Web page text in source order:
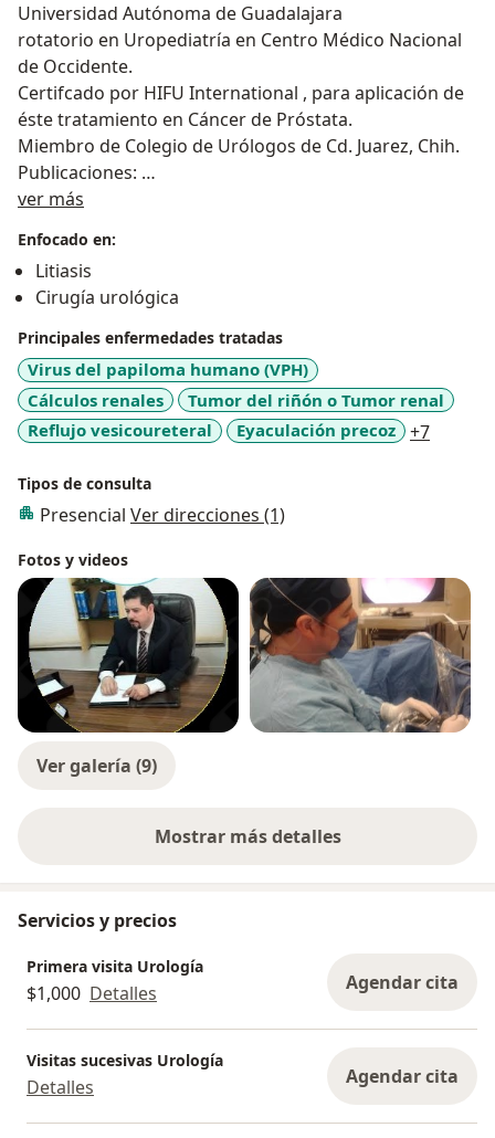
Universidad Autónoma de Guadalajara
rotatorio en Uropediatría en Centro Médico Nacional
de Occidente.
Certifcado por HIFU International , para aplicación de
éste tratamiento en Cáncer de Próstata.
Miembro de Colegio de Urólogos de Cd. Juarez, Chih.
Publicaciones:
Revista Mexicana de Urología:
Técnica de Malone para el enema anterógrado
continente en niños con afección neurógena intestinal
y urinaria
Malone antegrade continence enema in children with
urinary and intestinal neurogenic disease
MA Landero-Orozco a, JM García de León-Gómez b
Revista Mexicana de Urología:
Orozco Marco Antonio, Vázquez Gálvez Ariel, García
Hernia inguino-escrotal y ureteral en paciente con
prostatismo severo; informe de un caso y revisión de
Rev Mex Urol 2010; 70(2) : 120-1222.-
ver más
Enfocado en:
Litiasis
Cirugía urológica
Principales enfermedades tratadas
Virus del papiloma humano (VPH)
Cálculos renales
Tumor del riñón o Tumor renal
Reflujo vesicoureteral
Eyaculación precoz +7
Tipos de consulta
Presencial Ver direcciones (1)
Fotos y videos
Ver galería (9)
Mostrar más detalles
sobre la experiencia
Servicios y precios
Primera visita Urología
$1,000 Detalles Agendar cita
Visitas sucesivas Urología
Detalles Agendar cita